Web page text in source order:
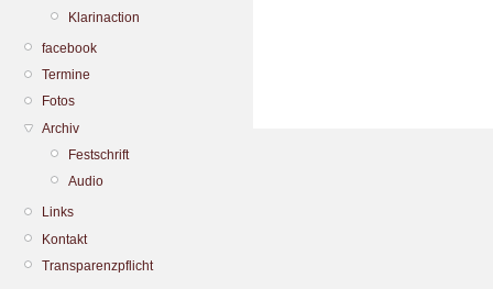
Klarinaction
facebook
Termine
Fotos
Archiv
Festschrift
Audio
Links
Kontakt
Transparenzpflicht